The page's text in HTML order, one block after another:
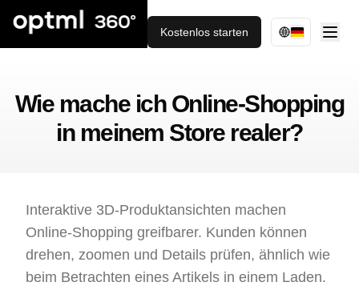
Kostenlos starten
Wie mache ich Online-Shopping
in meinem Store realer?
Interaktive 3D-Produktansichten machen
Online-Shopping greifbarer. Kunden können
drehen, zoomen und Details prüfen, ähnlich wie
beim Betrachten eines Artikels in einem Laden.